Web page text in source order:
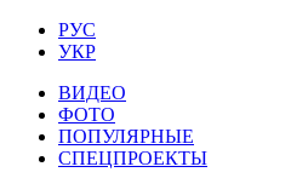
РУС
УКР
ВИДЕО
ФОТО
ПОПУЛЯРНЫЕ
СПЕЦПРОЕКТЫ